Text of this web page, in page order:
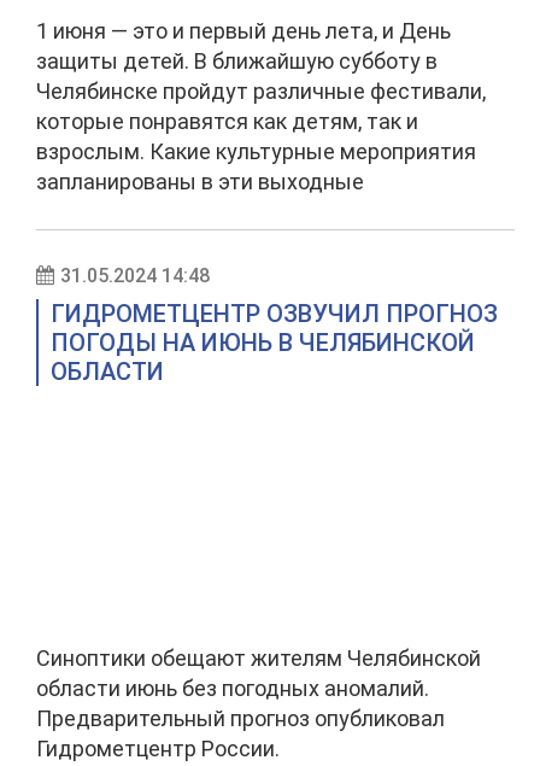
1 июня — это и первый день лета, и День
защиты детей. В ближайшую субботу в
Челябинске пройдут различные фестивали,
которые понравятся как детям, так и
взрослым. Какие культурные мероприятия
запланированы в эти выходные
31.05.2024 14:48
ГИДРОМЕТЦЕНТР ОЗВУЧИЛ ПРОГНОЗ
ПОГОДЫ НА ИЮНЬ В ЧЕЛЯБИНСКОЙ
ОБЛАСТИ
Синоптики обещают жителям Челябинской
области июнь без погодных аномалий.
Предварительный прогноз опубликовал
Гидрометцентр России.